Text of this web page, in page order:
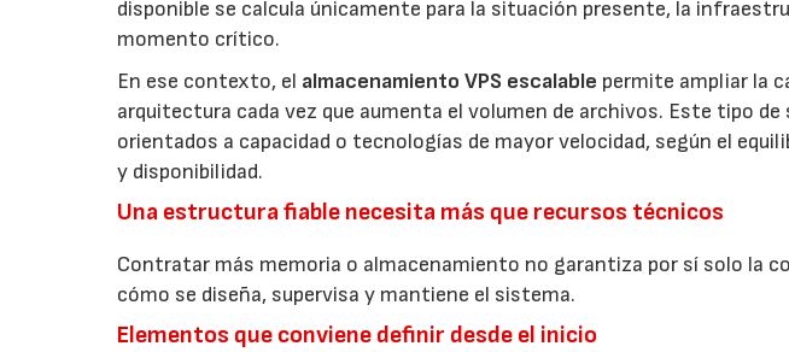
disponible se calcula únicamente para la situación presente, la
momento crítico.
En ese contexto, el almacenamiento VPS escalable permite ampliar la
arquitectura cada vez que aumenta el volumen de archivos. Este tipo
orientados a capacidad o tecnologías de mayor velocidad, según el
y disponibilidad.
Una estructura fiable necesita más que recursos técnicos
Contratar más memoria o almacenamiento no garantiza por sí solo la
cómo se diseña, supervisa y mantiene el sistema.
Elementos que conviene definir desde el inicio